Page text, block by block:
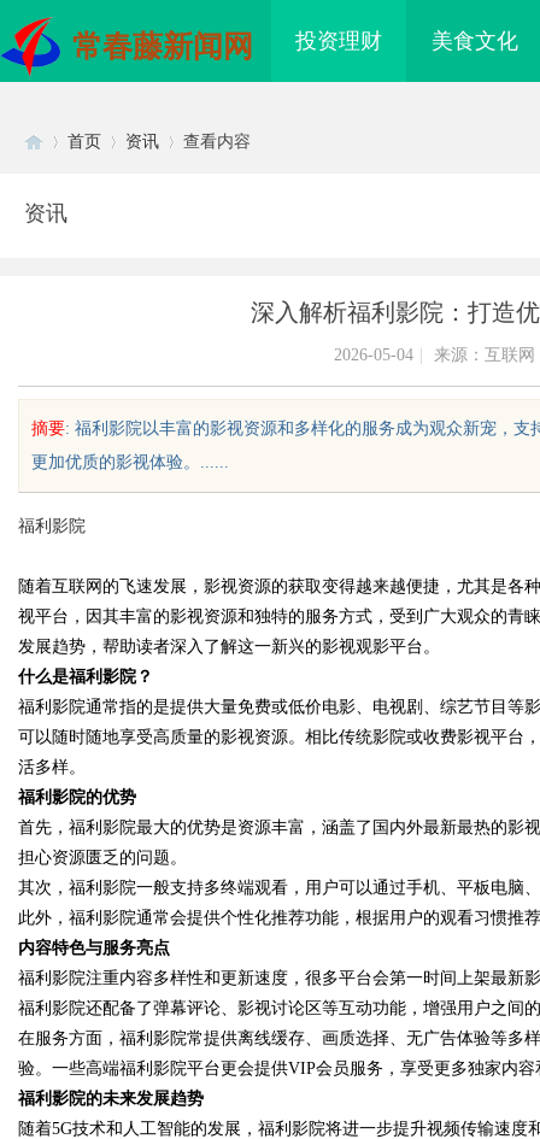
常春藤新闻网 投资理财 美食文化
uz
!
首页 资讯 查看内容
资讯
深入解析福利影院：打造
2026-05-04 来源：互联网
摘要: 福利影院以丰富的影视资源和多样化的服务成为观众新宠，
更加优质的影视体验。......
福利影院
随着互联网的飞速发展，影视资源的获取变得越来越便捷，尤其是各
视平台，因其丰富的影视资源和独特的服务方式，受到广大观众的青
发展趋势，帮助读者深入了解这一新兴的影视观影平台。
什么是福利影院？
福利影院通常指的是提供大量免费或低价电影、电视剧、综艺节目等
可以随时随地享受高质量的影视资源。相比传统影院或收费影视平台
活多样。
福利影院的优势
首先，福利影院最大的优势是资源丰富，涵盖了国内外最新最热的影
担心资源匮乏的问题。
其次，福利影院一般支持多终端观看，用户可以通过手机、平板电脑
此外，福利影院通常会提供个性化推荐功能，根据用户的观看习惯推
内容特色与服务亮点
福利影院注重内容多样性和更新速度，很多平台会第一时间上架最新
福利影院还配备了弹幕评论、影视讨论区等互动功能，增强用户之间
在服务方面，福利影院常提供离线缓存、画质选择、无广告体验等多
验。一些高端福利影院平台更会提供VIP会员服务，享受更多独家内
福利影院的未来发展趋势
随着5G技术和人工智能的发展，福利影院将进一步提升视频传输速
配眼镜
发体系全解析